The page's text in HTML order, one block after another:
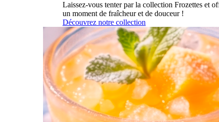
Laissez-vous tenter par la collection Frozettes et
un moment de fraîcheur et de douceur !
Découvrez notre collection